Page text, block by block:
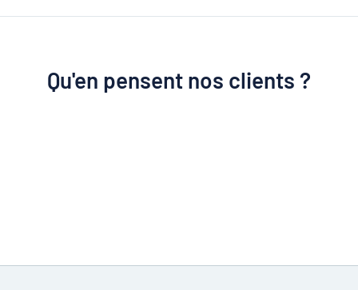
Qu'en pensent nos clients ?